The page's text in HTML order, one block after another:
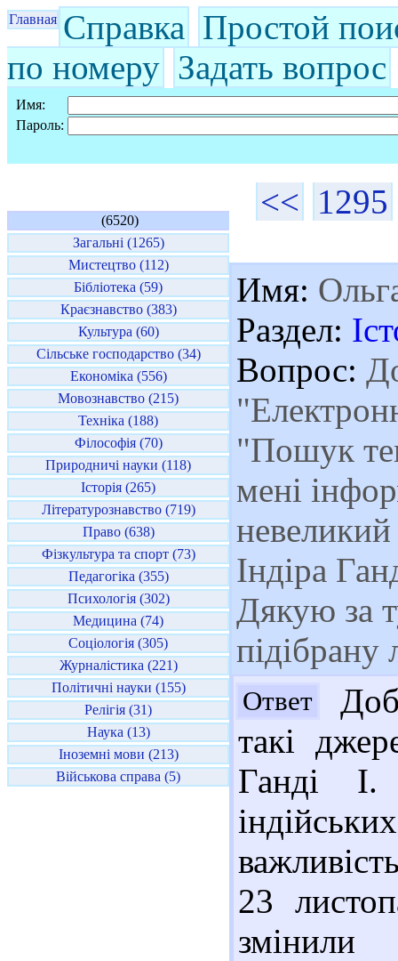
Главная Справка Простой
по номеру Задать вопрос
Имя:
Пароль:
(6520)
Загальні (1265)
Мистецтво (112)
Бібліотека (59)
Краєзнавство (383)
Культура (60)
Сільське господарство (34)
Економіка (556)
Мовознавство (215)
Техніка (188)
Філософія (70)
Природничі науки (118)
Історія (265)
Літературознавство (719)
Право (638)
Фізкультура та спорт (73)
Педагогіка (355)
Психологія (302)
Медицина (74)
Соціологія (305)
Журналістика (221)
Політичні науки (155)
Релігія (31)
Наука (13)
Іноземні мови (213)
Військова справа (5)
<< 1295
Имя:
Раздел:
Вопрос:
"Пошук
мені
невеликий
Індіра
Дякую за
підібрану
Ответ
такі
Ганді І.
23